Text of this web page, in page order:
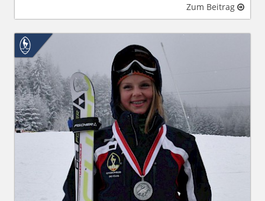
Zum Beitrag